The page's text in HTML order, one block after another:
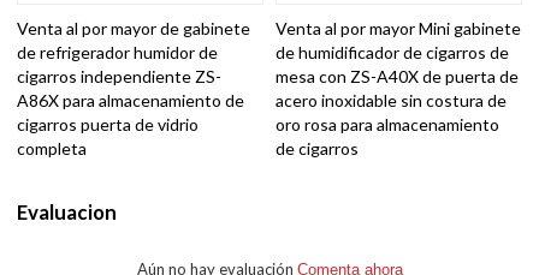
Venta al por mayor de gabinete
de refrigerador humidor de
cigarros independiente ZS-
A86X para almacenamiento de
cigarros puerta de vidrio
completa
Venta al por mayor Mini gabinete
de humidificador de cigarros de
mesa con ZS-A40X de puerta de
acero inoxidable sin costura de
oro rosa para almacenamiento
de cigarros
Evaluacion
Aún no hay evaluación Comenta ahora